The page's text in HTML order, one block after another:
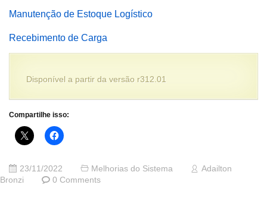
Manutenção de Estoque Logístico
Recebimento de Carga
Disponível a partir da versão r312.01
Compartilhe isso:
23/11/2022 Melhorias do Sistema
Adailton
Bronzi
0 Comments